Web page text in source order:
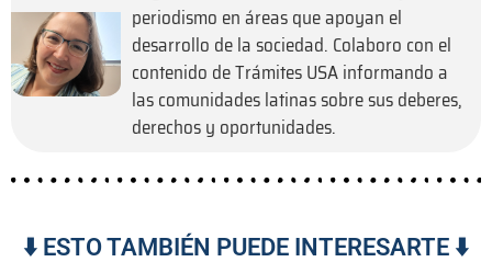
periodismo en áreas que apoyan el
desarrollo de la sociedad. Colaboro con el
contenido de Trámites USA informando a
las comunidades latinas sobre sus deberes,
derechos y oportunidades.
⬇️ ESTO TAMBIÉN PUEDE INTERESARTE ⬇️